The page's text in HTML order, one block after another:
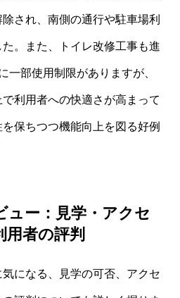
され、南側の通行や駐車場利
。また、トイレ改修工事も進
一部使用制限がありますが、
利用者への快適さが高まって
保ちつつ機能向上を図る好例
ュー：見学・アクセ
用者の評判
になる、見学の可否、アクセ